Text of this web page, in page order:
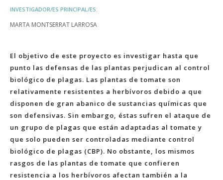
INVESTIGADOR/ES PRINCIPAL/ES:
MARTA MONTSERRAT LARROSA
El objetivo de este proyecto es investigar hasta que
punto las defensas de las plantas perjudican al control
biológico de plagas. Las plantas de tomate son
relativamente resistentes a herbívoros debido a que
disponen de gran abanico de sustancias químicas que
son defensivas. Sin embargo, éstas sufren el ataque de
un grupo de plagas que están adaptadas al tomate y
que solo pueden ser controladas mediante control
biológico de plagas (CBP). No obstante, los mismos
rasgos de las plantas de tomate que confieren
resistencia a los herbívoros afectan también a la